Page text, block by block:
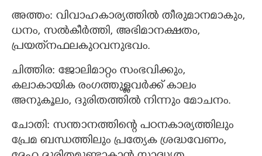
അത്തം: വിവാഹകാര്യത്തില്‍ തീരുമാനമാകും,
ധനം, സല്‍കീര്‍ത്തി, അഭിമാനക്ഷതം,
പ്രയത്‌നഫലകുറവനുഭവം.
ചിത്തിര: ജോലിമാറ്റം സംഭവിക്കും,
കലാകായിക രംഗത്തുള്ളവര്‍ക്ക് കാലം
അനുകൂലം, ദുരിതത്തില്‍ നിന്നും മോചനം.
ചോതി: സന്താനത്തിന്റെ പഠനകാര്യത്തിലും
പ്രേമ ബന്ധത്തിലും പ്രത്യേക ശ്രദ്ധവേണം,